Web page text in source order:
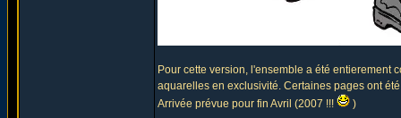
Pour cette version, l'ensemble a été entierement
aquarelles en exclusivité. Certaines pages ont
Arrivée prévue pour fin Avril (2007 !!!
)